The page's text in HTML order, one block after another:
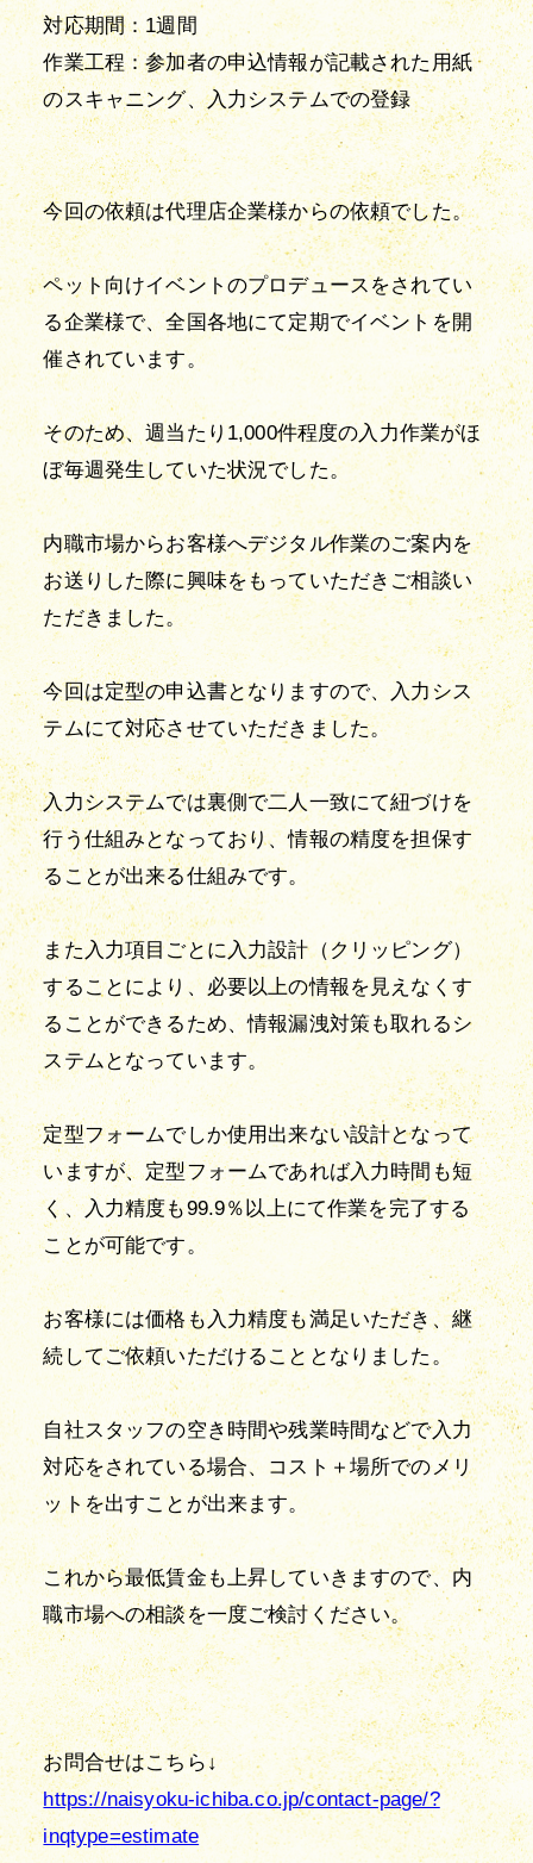
対応期間：1週間
作業工程：参加者の申込情報が記載された用紙
のスキャニング、入力システムでの登録
今回の依頼は代理店企業様からの依頼でした。
ペット向けイベントのプロデュースをされてい
る企業様で、全国各地にて定期でイベントを開
催されています。
そのため、週当たり1,000件程度の入力作業がほ
ぼ毎週発生していた状況でした。
内職市場からお客様へデジタル作業のご案内を
お送りした際に興味をもっていただきご相談い
ただきました。
今回は定型の申込書となりますので、入力シス
テムにて対応させていただきました。
入力システムでは裏側で二人一致にて紐づけを
行う仕組みとなっており、情報の精度を担保す
ることが出来る仕組みです。
また入力項目ごとに入力設計（クリッピング）
することにより、必要以上の情報を見えなくす
ることができるため、情報漏洩対策も取れるシ
ステムとなっています。
定型フォームでしか使用出来ない設計となって
いますが、定型フォームであれば入力時間も短
く、入力精度も99.9％以上にて作業を完了する
ことが可能です。
お客様には価格も入力精度も満足いただき、継
続してご依頼いただけることとなりました。
自社スタッフの空き時間や残業時間などで入力
対応をされている場合、コスト＋場所でのメリ
ットを出すことが出来ます。
これから最低賃金も上昇していきますので、内
職市場への相談を一度ご検討ください。
https://naisyoku-ichiba.co.jp/contact-page/?
inqtype=estimate